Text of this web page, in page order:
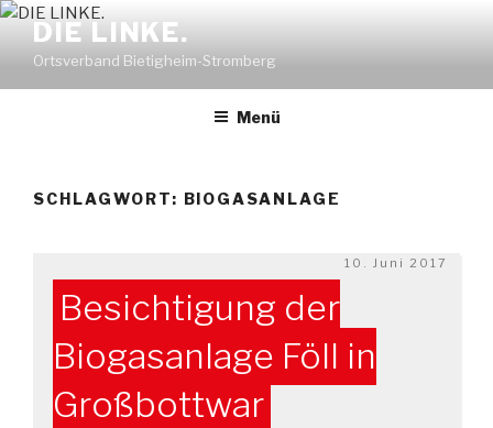
Zum
Inhalt
springen
DIE LINKE.
Ortsverband Bietigheim-Stromberg
Menü
SCHLAGWORT: BIOGASANLAGE
Veröffentlicht
10. Juni 2017
Besichtigung der
Biogasanlage Föll in
Großbottwar